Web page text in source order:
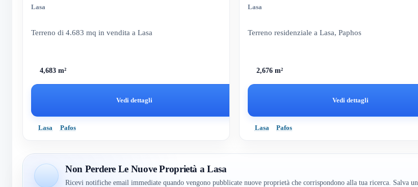
Lasa
Terreno di 4.683 mq in vendita a Lasa
4,683 m²
Vedi dettagli
Lasa Pafos
Lasa
Terreno residenziale a Lasa, Paphos
2,676 m²
Vedi dettagli
Lasa Pafos
Non Perdere Le Nuove Proprietà a Lasa
Ricevi notifiche email immediate quando vengono pubblicate nuove proprietà che corrispondono alla tua ricerca. Salva